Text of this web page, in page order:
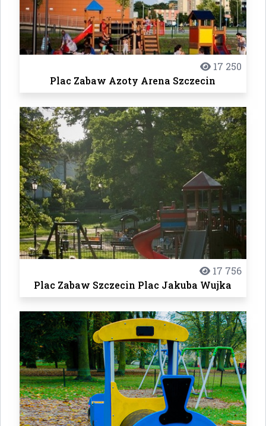
17 250
Plac Zabaw Azoty Arena Szczecin
17 756
Plac Zabaw Szczecin Plac Jakuba Wujka